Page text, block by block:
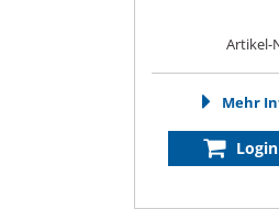
Artikel-
Mehr